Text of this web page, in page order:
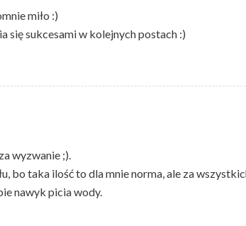
miło :)
się sukcesami w kolejnych postach :)
wyzwanie ;).
bo taka ilość to dla mnie norma, ale za
nawyk picia wody.